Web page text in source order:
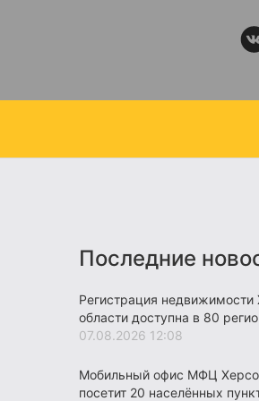
Последние
Регистрация недвижимости
области доступна в 80
07.08.2026 12:08
Мобильный офис МФЦ
посетит 20 населённых